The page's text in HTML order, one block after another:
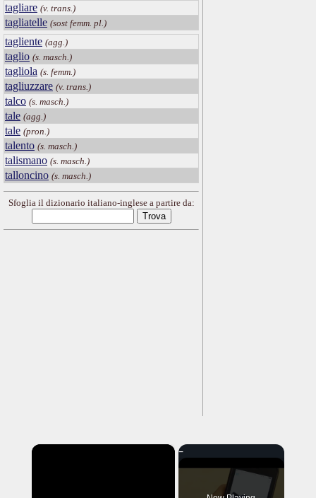
tagliare (v. trans.)
tagliatelle (sost femm. pl.)
tagliente (agg.)
taglio (s. masch.)
tagliola (s. femm.)
tagliuzzare (v. trans.)
talco (s. masch.)
tale (agg.)
tale (pron.)
talento (s. masch.)
talismano (s. masch.)
talloncino (s. masch.)
Sfoglia il dizionario italiano-inglese a partire da:
×